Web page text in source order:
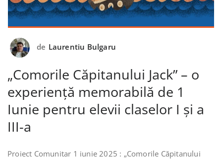
de Laurentiu Bulgaru
„Comorile Căpitanului Jack” – o
experiență memorabilă de 1
Iunie pentru elevii claselor I și a
III-a
Proiect Comunitar 1 iunie 2025 : „Comorile Căpitanului